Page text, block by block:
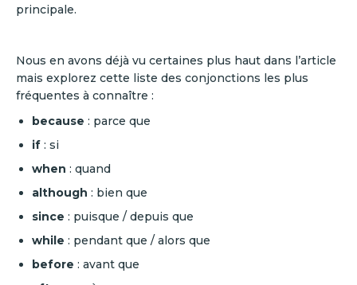
principale.
Nous en avons déjà vu certaines plus haut dans l’article
mais explorez cette liste des conjonctions les plus
fréquentes à connaître :
because : parce que
if : si
when : quand
although : bien que
since : puisque / depuis que
while : pendant que / alors que
before : avant que